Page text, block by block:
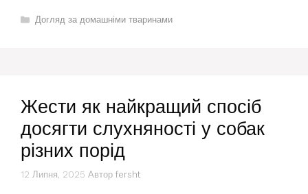
Категорії
Догляд за домашніми тваринами
Жести як найкращий спосіб
досягти слухняності у собак
різних порід
12 Липня, 2025 Автор fersht